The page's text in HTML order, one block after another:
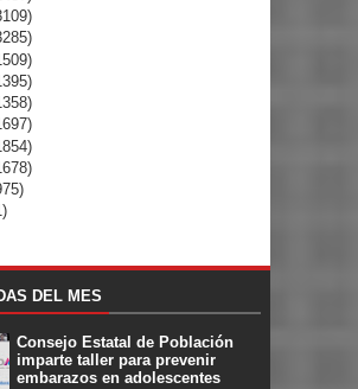
DEL MES
Consejo Estatal de Población
imparte taller para prevenir
embarazos en adolescentes